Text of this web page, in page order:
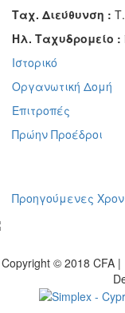
Ταχ. Διεύθυνση :
Ηλ. Ταχυδρομείο :
Ιστορικό
Οργανωτική Δομή
Επιτροπές
Πρώην Προέδροι
Προηγούμενες
Copyright © 2018 CFA |